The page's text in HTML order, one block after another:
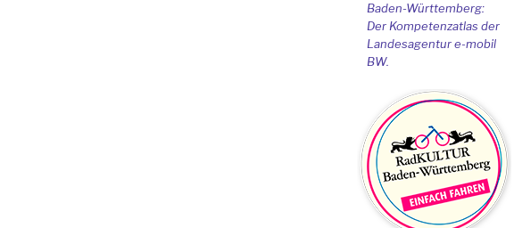
Baden-Württemberg:
Der Kompetenzatlas der
Landesagentur e-mobil
BW.